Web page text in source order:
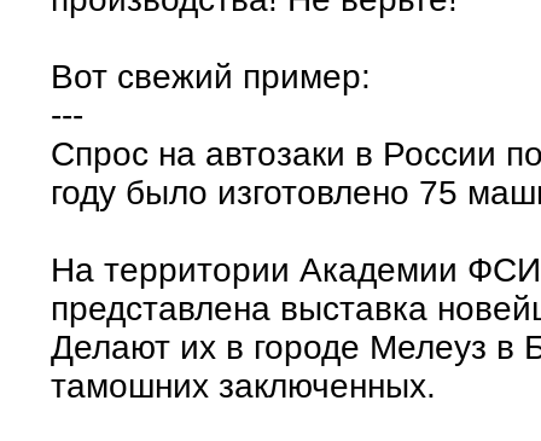
Вот свежий пример:
---
Спрос на автозаки в России
году было изготовлено 75
На территории Академии
представлена выставка
Делают их в городе Мелеуз в
тамошних заключенных.